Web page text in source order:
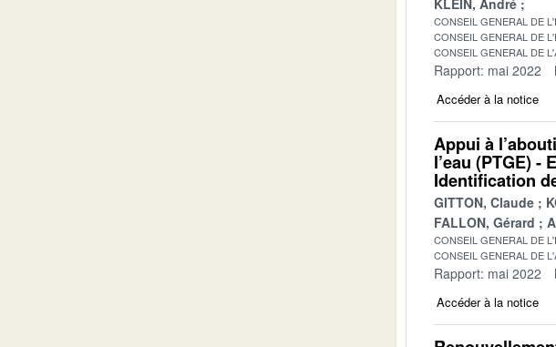
CONSEIL GENERAL DE
CONSEIL GENERAL DE
CONSEIL GENERAL DE
Rapport: mai 2022
Accéder à la notice
Appui à
l’eau (PTGE) -
Identification
GITTON, Claude
FALLON, Gérard
CONSEIL GENERAL DE
CONSEIL GENERAL DE
Rapport: mai 2022
Accéder à la notice